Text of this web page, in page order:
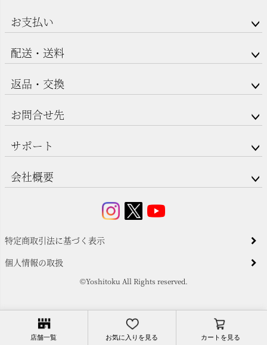
お支払い
配送・送料
返品・交換
お問合せ先
サポート
会社概要
特定商取引法に基づく表示
個人情報の取扱
©Yoshitoku All Rights reserved.
店舗一覧 お気に入りを見る カートを見る